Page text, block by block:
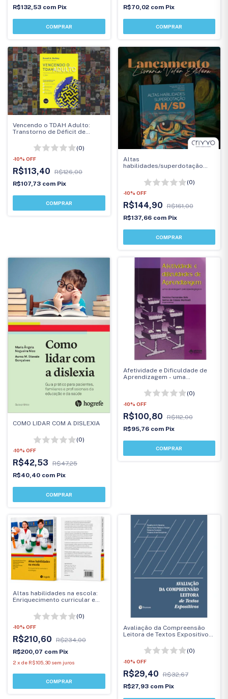
R$132,53 com Pix
R$70,02 com Pix
Vencendo o TDAH Adulto:
Transtorno de Déficit de
(0)
-10% OFF
R$113,40
R$126,00
R$107,73 com Pix
Altas
habilidades/superdotação
(0)
-10% OFF
R$144,90
R$161,00
R$137,66 com Pix
COMO LIDAR COM A DISLEXIA
(0)
-10% OFF
R$42,53
R$47,25
R$40,40 com Pix
Afetividade e Dificuldade de
Aprendizagem - uma
(0)
-10% OFF
R$100,80
R$112,00
R$95,76 com Pix
Altas habilidades na escola:
Enriquecimento curricular e
(0)
-10% OFF
R$210,60
R$234,00
R$200,07 com Pix
2 x de R$105,30 sem juros
Avaliação da Compreensão
Leitora de Textos Expositivos
(0)
-10% OFF
R$29,40
R$32,67
R$27,93 com Pix